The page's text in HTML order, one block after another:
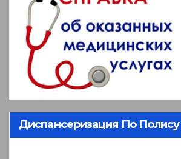
Диспансеризация По